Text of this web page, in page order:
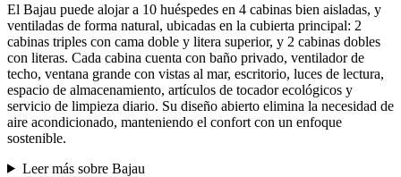
El Bajau puede alojar a 10 huéspedes en 4 cabinas bien aisladas, y
ventiladas de forma natural, ubicadas en la cubierta principal: 2
cabinas triples con cama doble y litera superior, y 2 cabinas dobles
con literas. Cada cabina cuenta con baño privado, ventilador de
techo, ventana grande con vistas al mar, escritorio, luces de lectura,
espacio de almacenamiento, artículos de tocador ecológicos y
servicio de limpieza diario. Su diseño abierto elimina la necesidad de
aire acondicionado, manteniendo el confort con un enfoque
sostenible.
Leer más sobre Bajau